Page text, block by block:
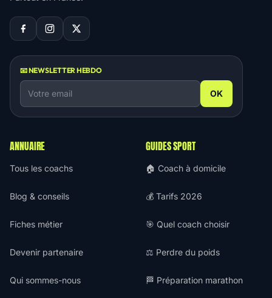
📧 NEWSLETTER HEBDO
OK
ANNUAIRE
Tous les coachs
Blog & conseils
Fiches métier
Devenir partenaire
Qui sommes-nous
GUIDES SPORT
🏠 Coach à domicile
💰 Tarifs 2026
🎯 Quel coach choisir
⚖️ Perdre du poids
🏁 Préparation marathon